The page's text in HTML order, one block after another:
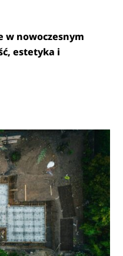
w nowoczesnym
estetyka i